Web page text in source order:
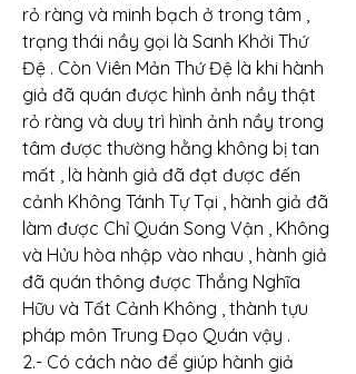
rỏ ràng và minh bạch ở trong tâm ,
trạng thái nầy gọi là Sanh Khởi Thứ
Đệ . Còn Viên Mản Thứ Đệ là khi hành
giả đã quán được hình ảnh nầy thật
rỏ ràng và duy trì hình ảnh nầy trong
tâm được thường hằng không bị tan
mất , là hành giả đã đạt được đến
cảnh Không Tánh Tự Tại , hành giả đã
làm được Chỉ Quán Song Vận , Không
và Hửu hòa nhập vào nhau , hành giả
đã quán thông được Thắng Nghĩa
Hữu và Tất Cảnh Không , thành tựu
pháp môn Trung Đạo Quán vậy .
2.- Có cách nào để giúp hành giả